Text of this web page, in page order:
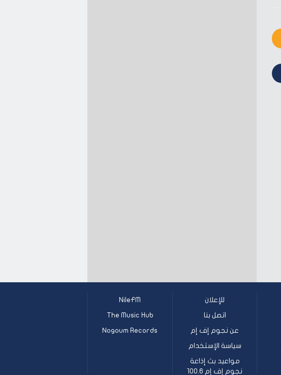
للإعلان
اتصل بنا
عن نجوم إف إم
سياسة الإستخدام
مواعيد بث إذاعة
نجوم إف إم 100.6
NileFM
The Music Hub
Nogoum Records